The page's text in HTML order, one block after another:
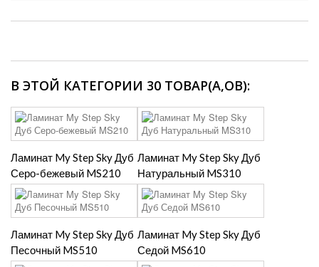
В ЭТОЙ КАТЕГОРИИ 30 ТОВАР(А,ОВ):
Ламинат My Step Sky Дуб
Серо-бежевый MS210
Ламинат My Step Sky Дуб
Натуральный MS310
Ламинат My Step Sky Дуб
Песочный MS510
Ламинат My Step Sky Дуб
Седой MS610